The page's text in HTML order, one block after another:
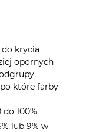
krycia
opornych
które farby
100%
lub 9% w